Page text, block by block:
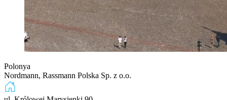
Polonya
Nordmann, Rassmann Polska Sp. z o.o.